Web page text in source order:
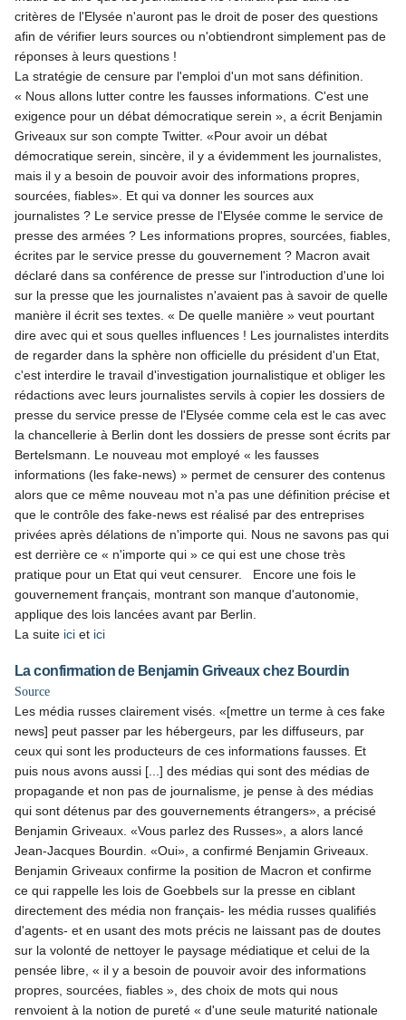
critères de l'Elysée n'auront pas le droit de poser des questions
afin de vérifier leurs sources ou n'obtiendront simplement pas de
réponses à leurs questions !
La stratégie de censure par l'emploi d'un mot sans définition.
« Nous allons lutter contre les fausses informations. C'est une
exigence pour un débat démocratique serein », a écrit Benjamin
Griveaux sur son compte Twitter. «Pour avoir un débat
démocratique serein, sincère, il y a évidemment les journalistes,
mais il y a besoin de pouvoir avoir des informations propres,
sourcées, fiables». Et qui va donner les sources aux
journalistes ? Le service presse de l'Elysée comme le service de
presse des armées ? Les informations propres, sourcées, fiables,
écrites par le service presse du gouvernement ? Macron avait
déclaré dans sa conférence de presse sur l'introduction d'une loi
sur la presse que les journalistes n'avaient pas à savoir de quelle
manière il écrit ses textes. « De quelle manière » veut pourtant
dire avec qui et sous quelles influences ! Les journalistes interdits
de regarder dans la sphère non officielle du président d'un Etat,
c'est interdire le travail d'investigation journalistique et obliger les
rédactions avec leurs journalistes servils à copier les dossiers de
presse du service presse de l'Elysée comme cela est le cas avec
la chancellerie à Berlin dont les dossiers de presse sont écrits par
Bertelsmann. Le nouveau mot employé « les fausses
informations (les fake-news) » permet de censurer des contenus
alors que ce même nouveau mot n'a pas une définition précise et
que le contrôle des fake-news est réalisé par des entreprises
privées après délations de n'importe qui. Nous ne savons pas qui
est derrière ce « n'importe qui » ce qui est une chose très
pratique pour un Etat qui veut censurer. Encore une fois le
gouvernement français, montrant son manque d'autonomie,
applique des lois lancées avant par Berlin.
La suite ici et ici
La confirmation de Benjamin Griveaux chez Bourdin
Source
Les média russes clairement visés. «[mettre un terme à ces fake
news] peut passer par les hébergeurs, par les diffuseurs, par
ceux qui sont les producteurs de ces informations fausses. Et
puis nous avons aussi [...] des médias qui sont des médias de
propagande et non pas de journalisme, je pense à des médias
qui sont détenus par des gouvernements étrangers», a précisé
Benjamin Griveaux. «Vous parlez des Russes», a alors lancé
Jean-Jacques Bourdin. «Oui», a confirmé Benjamin Griveaux.
Benjamin Griveaux confirme la position de Macron et confirme
ce qui rappelle les lois de Goebbels sur la presse en ciblant
directement des média non français- les média russes qualifiés
d'agents- et en usant des mots précis ne laissant pas de doutes
sur la volonté de nettoyer le paysage médiatique et celui de la
pensée libre, « il y a besoin de pouvoir avoir des informations
propres, sourcées, fiables », des choix de mots qui nous
renvoient à la notion de pureté « d'une seule maturité nationale